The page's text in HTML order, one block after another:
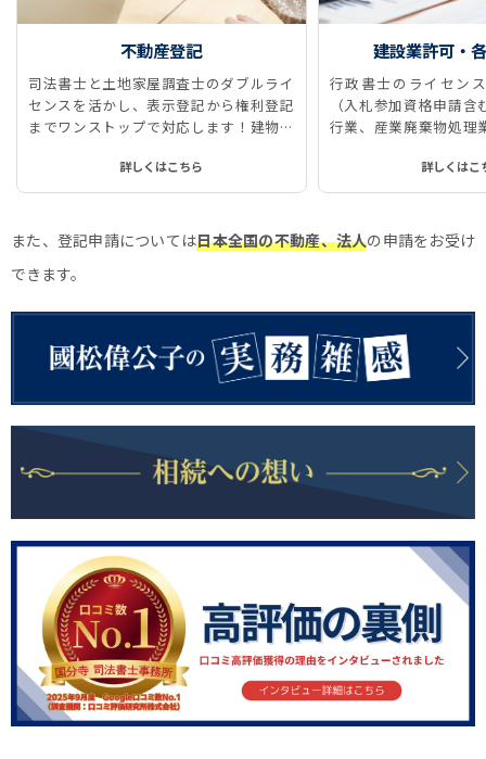
不動産登記
司法書士と土地家屋調査士のダブルライ
センスを活かし、表示登記から権利登記
までワンストップで対応します！建物表
記、抵当権抹消登記などをストレスなく
スムーズに、ワンストップで実現しま
詳しくはこちら
建設業許可・
行政書士のライセン
（入札参加資格申請
行業、産業廃棄物処理
詳しくはこ
また、登記申請については日本全国の不動産、法人の申請をお受け
できます。